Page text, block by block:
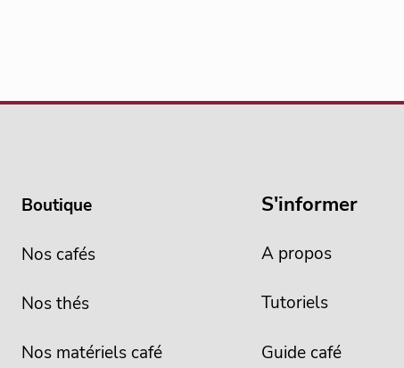
Boutique
Nos cafés
Nos thés
Nos matériels café
S'informer
A propos
Tutoriels
Guide café